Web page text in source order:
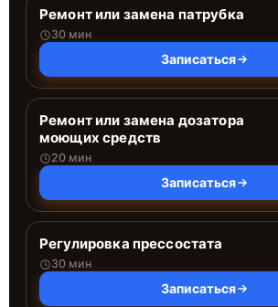
Ремонт или замена патрубка
30 мин
Записаться
Ремонт или замена дозатора
моющих средств
20 мин
Записаться
Регулировка прессостата
30 мин
Записаться